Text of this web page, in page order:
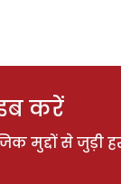
करें
मुद्दों से जुड़ी